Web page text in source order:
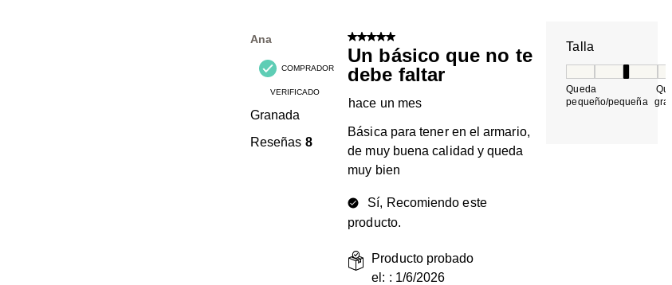
Ana
COMPRADOR
VERIFICADO
Granada
Reseñas 8
5 de 5 estrellas.
Un básico que no te
debe faltar
hace un mes
Básica para tener en el armario,
de muy buena calidad y queda
muy bien
Sí, Recomiendo este
producto.
Producto probado
el: : 1/6/2026
Talla
Queda
pequeño/pequeña